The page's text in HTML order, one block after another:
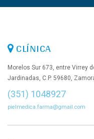
CLÍNICA
Morelos Sur 673, entre Virrey
Jardinadas, C.P. 59680,
(351) 1048927
pielmedica.farma@gmail.com